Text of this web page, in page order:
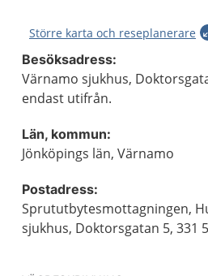
Större karta och reseplanerare
Besöksadress:
Värnamo sjukhus,
endast utifrån.
Län, kommun:
Jönköpings län, Värnamo
Postadress:
Sprututbytesmottagningen,
sjukhus, Doktorsgatan 5, 331